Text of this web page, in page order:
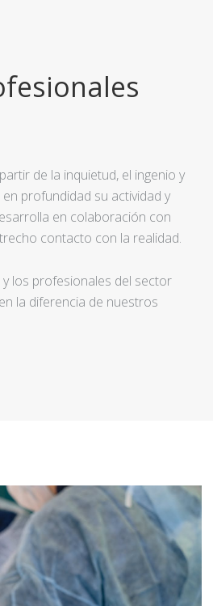
de la inquietud, el ingenio y
profundidad su actividad y
en colaboración con
contacto con la realidad.
los profesionales del sector
la diferencia de nuestros